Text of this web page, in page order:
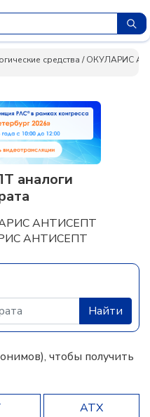
средства /ОКУЛАРИС
аналоги
АНТИСЕПТ
АНТИСЕПТ
Найти
чтобы получить
АТХ